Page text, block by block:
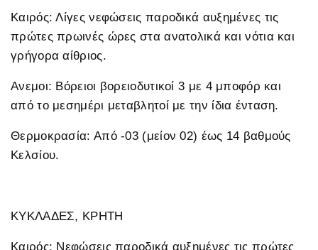
Καιρός: Λίγες νεφώσεις παροδικά αυξημένες τις
πρώτες πρωινές ώρες στα ανατολικά και νότια και
γρήγορα αίθριος.
Ανεμοι: Βόρειοι βορειοδυτικοί 3 με 4 μποφόρ και
από το μεσημέρι μεταβλητοί με την ίδια ένταση.
Θερμοκρασία: Από -03 (μείον 02) έως 14 βαθμούς
Κελσίου.
ΚΥΚΛΑΔΕΣ, ΚΡΗΤΗ
Καιρός: Νεφώσεις παροδικά αυξημένες τις πρώτες